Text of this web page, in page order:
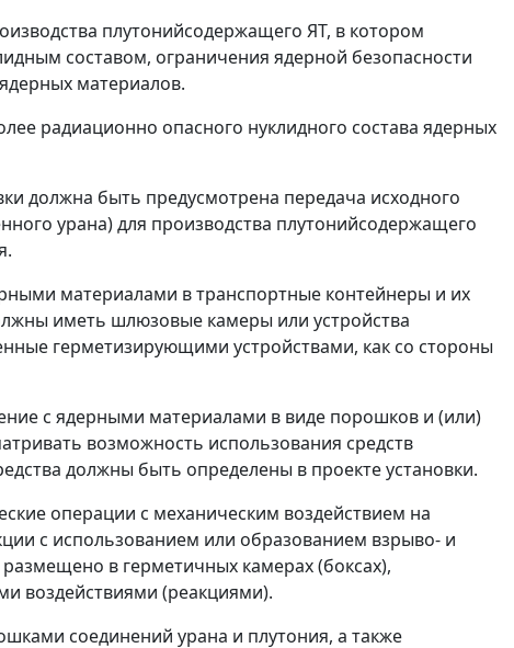
плутонийсодержащего ЯТ, в котором
составом, ограничения ядерной безопасности
материалов.
радиационно опасного нуклидного состава ядерных
должна быть предусмотрена передача исходного
урана) для производства плутонийсодержащего
материалами в транспортные контейнеры и их
иметь шлюзовые камеры или устройства
герметизирующими устройствами, как со стороны
с ядерными материалами в виде порошков и (или)
возможность использования средств
должны быть определены в проекте установки.
операции с механическим воздействием на
с использованием или образованием взрыво- и
в герметичных камерах (боксах),
воздействиями (реакциями).
соединений урана и плутония, а также